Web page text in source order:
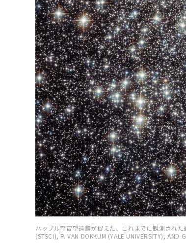
ハッブル宇宙望遠鏡が捉えた、これまでに観測された
(STSCI), P. VAN DOKKUM (YALE UNIVERSITY), AND